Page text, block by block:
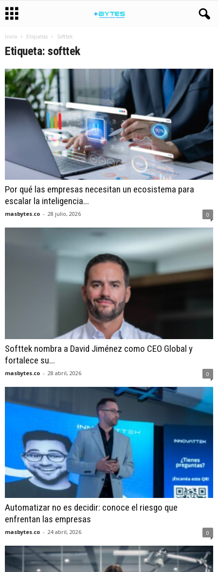
Inicio Etiquetas Softtek
Etiqueta: softtek
Por qué las empresas necesitan un ecosistema para
escalar la inteligencia...
masbytes.co - 28 julio, 2026 0
Softtek nombra a David Jiménez como CEO Global y
fortalece su...
masbytes.co - 28 abril, 2026 0
Automatizar no es decidir: conoce el riesgo que
enfrentan las empresas
masbytes.co - 24 abril, 2026 0